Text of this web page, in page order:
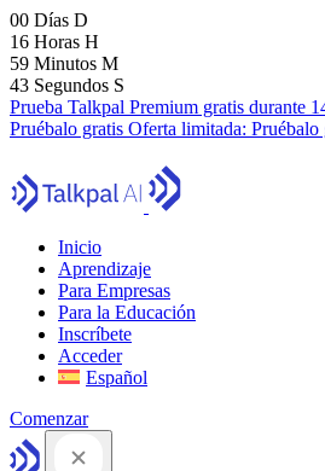
00 Días D
16 Horas H
59 Minutos M
41 Segundos S
Prueba Talkpal Premium gratis durante
Pruébalo gratis Oferta limitada: Pruébalo
Inicio
Aprendizaje
Para Empresas
Para la Educación
Inscríbete
Acceder
Español
Comenzar